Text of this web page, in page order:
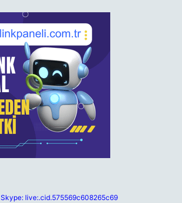
Skype: live:.cid.575569c608265c69